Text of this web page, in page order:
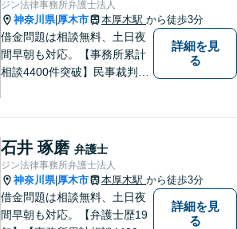
ジン法律事務所弁護士法人
神奈川県| 厚木市 本厚木駅 から徒歩3分
借金問題は相談無料、土日夜
間早朝も対応。【事務所累計
相談4400件突破】民事裁判／
詳細を見
る
石井 琢磨 弁護士
ジン法律事務所弁護士法人
神奈川県| 厚木市 本厚木駅 から徒歩3分
借金問題は相談無料、土日夜
間早朝も対応。【弁護士歴19
詳細を見
る